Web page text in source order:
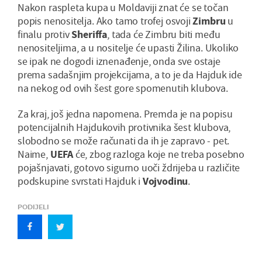
Nakon raspleta kupa u Moldaviji znat će se točan
popis nenositelja. Ako tamo trofej osvojiZimbru u
finalu protivSheriffa, tada će Zimbru biti među
nenositeljima, a u nositelje će upasti Žilina. Ukoliko
se ipak ne dogodi iznenađenje, onda sve ostaje
prema sadašnjim projekcijama, a to je da Hajduk ide
na nekog od ovih šest gore spomenutih klubova.
Za kraj, još jedna napomena. Premda je na popisu
potencijalnih Hajdukovih protivnika šest klubova,
slobodno se može računati da ih je zapravo - pet.
Naime, UEFAće, zbog razloga koje ne treba posebno
pojašnjavati, gotovo sigurno uoči ždrijeba u različite
podskupine svrstati Hajduk i Vojvodinu.
PODIJELI